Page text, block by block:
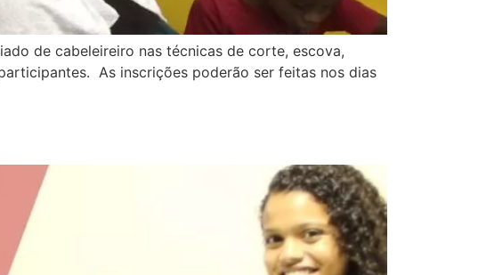
de cabeleireiro nas técnicas de corte, escova,
As inscrições poderão ser feitas nos dias